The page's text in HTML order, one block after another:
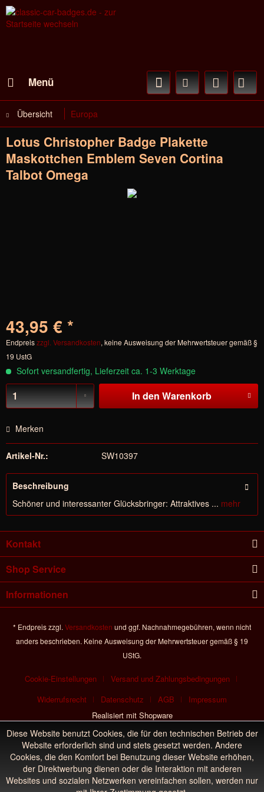
Menü
Übersicht Europa
Lotus Christopher Badge Plakette
Maskottchen Emblem Seven Cortina
Talbot Omega
43,95 € *
Endpreiszzgl. Versandkosten, keine Ausweisung der Mehrwertsteuer gemäß §
19 UstG
Sofort versandfertig, Lieferzeit ca. 1-3 Werktage
In den Warenkorb
Merken
Artikel-Nr.: SW10397
Beschreibung
Schöner und interessanter Glücksbringer: Attraktives ... mehr
Kontakt
Shop Service
Informationen
* Endpreis zzgl. Versandkosten und ggf. Nachnahmegebühren, wenn nicht
anders beschrieben. Keine Ausweisung der Mehrwertsteuer gemäß § 19
UStG.
Cookie-Einstellungen
Versand und Zahlungsbedingungen
Widerrufsrecht
Datenschutz AGB
Impressum
Realisiert mit Shopware
Diese Website benutzt Cookies, die für den technischen Betrieb der
Website erforderlich sind und stets gesetzt werden. Andere
Cookies, die den Komfort bei Benutzung dieser Website erhöhen,
der Direktwerbung dienen oder die Interaktion mit anderen
Websites und sozialen Netzwerken vereinfachen sollen, werden nur